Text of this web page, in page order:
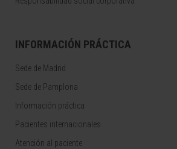
INFORMACIÓN PRÁCTICA
Sede de Madrid
Sede de Pamplona
Información práctica
Pacientes internacionales
Atención al paciente